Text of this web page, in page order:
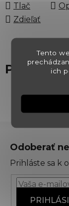
Tento
ich
Tlač
Zdieľať
Popis
Odoberať
Prihláste sa k